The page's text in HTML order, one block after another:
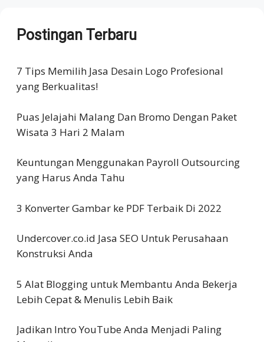
Postingan Terbaru
7 Tips Memilih Jasa Desain Logo Profesional
yang Berkualitas!
Puas Jelajahi Malang Dan Bromo Dengan Paket
Wisata 3 Hari 2 Malam
Keuntungan Menggunakan Payroll Outsourcing
yang Harus Anda Tahu
3 Konverter Gambar ke PDF Terbaik Di 2022
Undercover.co.id Jasa SEO Untuk Perusahaan
Konstruksi Anda
5 Alat Blogging untuk Membantu Anda Bekerja
Lebih Cepat & Menulis Lebih Baik
Jadikan Intro YouTube Anda Menjadi Paling